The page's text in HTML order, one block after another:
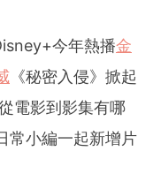
今年熱播金
《秘密入侵》掀起
電影到影集有哪
常小編一起新增片